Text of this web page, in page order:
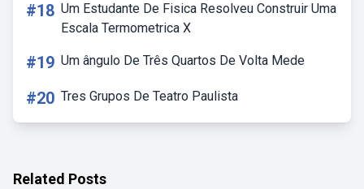
#18 Um Estudante De Fisica Resolveu Construir Uma
Escala Termometrica X
#19 Um ângulo De Três Quartos De Volta Mede
#20 Tres Grupos De Teatro Paulista
Related Posts